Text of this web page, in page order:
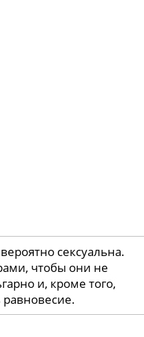
сексуальна.
чтобы они не
и, кроме того,